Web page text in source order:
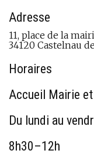
Adresse
11, place de la
34120 Castelnau
Horaires
Accueil Mairie
Du lundi au
8h30–12h